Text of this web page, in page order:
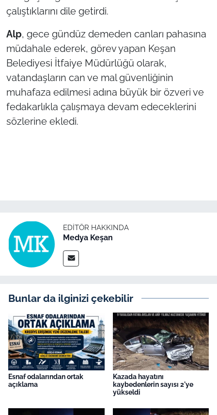
çalıştıklarını dile getirdi.
Alp, gece gündüz demeden canları pahasına
müdahale ederek, görev yapan Keşan
Belediyesi İtfaiye Müdürlüğü olarak,
vatandaşların can ve mal güvenliğinin
muhafaza edilmesi adına büyük bir özveri ve
fedakarlıkla çalışmaya devam edeceklerini
sözlerine ekledi.
EDITÖR HAKKINDA
Medya Keşan
Bunlar da ilginizi çekebilir
Esnaf odalarından ortak
açıklama
Kazada hayatını
kaybedenlerin sayısı 2'ye
yükseldi